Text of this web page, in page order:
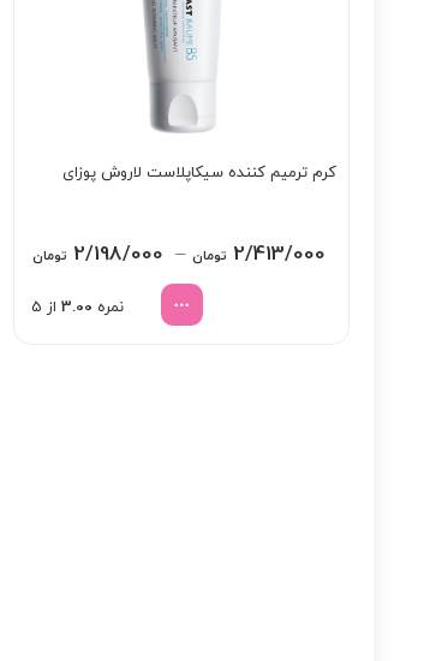
کرم ترمیم کننده سیکاپلاست لاروش پوزای
نمره 3.00 از 5
2/413/000 تومان –
2/198/000 تومانPrice